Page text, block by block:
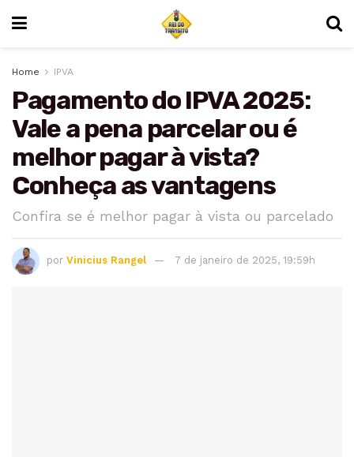
Home IPVA
Pagamento do IPVA 2025:
Vale a pena parcelar ou é
melhor pagar à vista?
Conheça as vantagens
Confira se é melhor pagar à vista ou parcelado
por Vinicius Rangel 7 de janeiro de 2025, 19:59h